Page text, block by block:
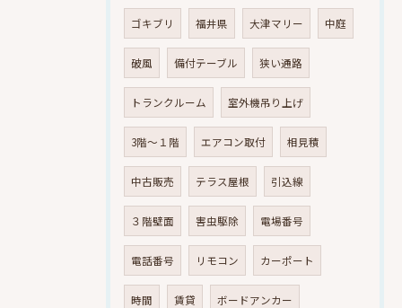
ゴキブリ 福井県 大津マリー 中庭
破風 備付テーブル 狭い通路
トランクルーム 室外機吊り上げ
3階～１階 エアコン取付 相見積
中古販売 テラス屋根 引込線
３階壁面 害虫駆除 電場番号
電話番号 リモコン カーポート
時間 賃貸 ボードアンカー